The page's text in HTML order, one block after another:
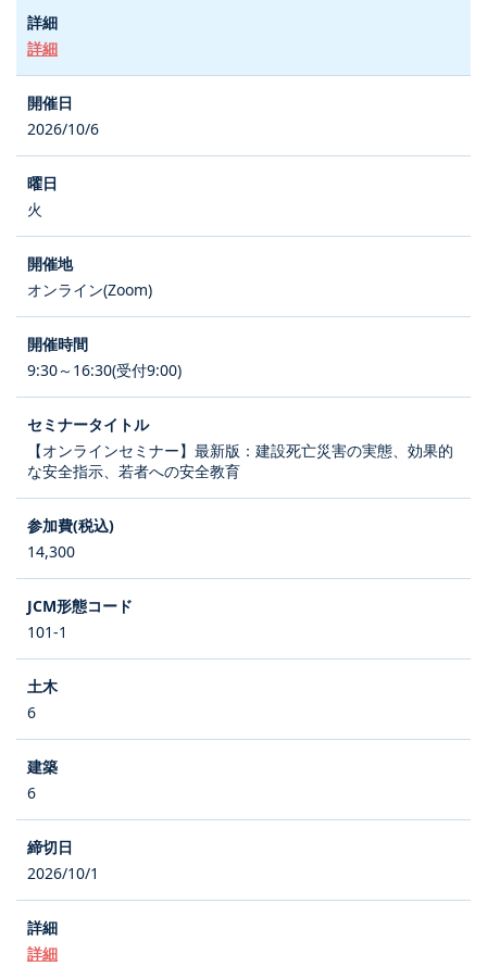
詳細
2026/10/6
火
オンライン(Zoom)
9:30～16:30(受付9:00)
【オンラインセミナー】最新版：建設死亡災害の実態、効果的
な安全指示、若者への安全教育
14,300
101-1
6
6
2026/10/1
詳細